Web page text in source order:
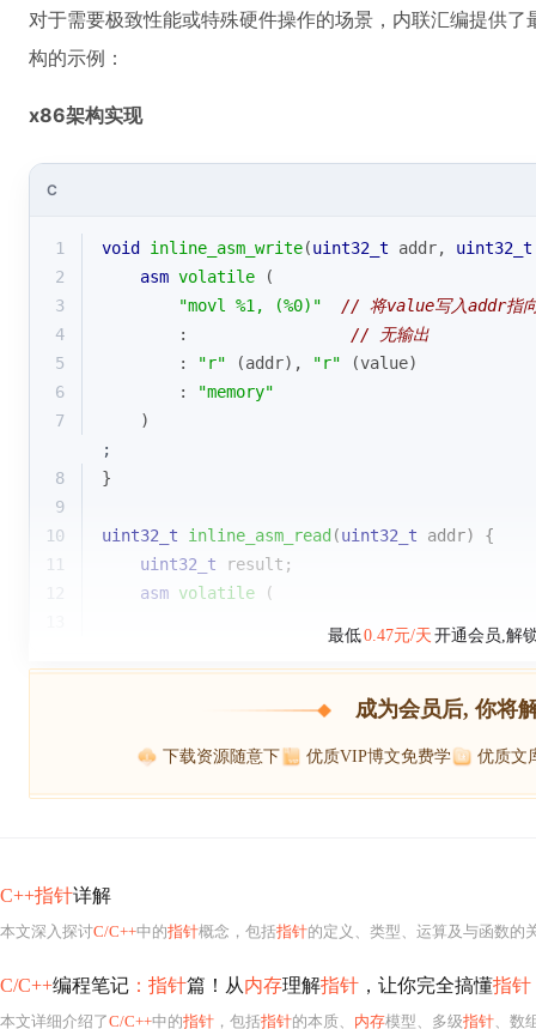
对于需要极致性能或特殊硬件操作的场景，内联汇编提供
构的示例：
x86架构实现
C
1 void inline_asm_write(uint32_t addr, uint32_t
2
asm volatile
(
3
"movl %1, (%0)"
// 将value写入addr指
4
        :
// 无输出
5
        :
"r" (addr), "r" (value)
6
        :
"memory"
7
    )
;
8
}
9
10
uint32_t inline_asm_read (uint32_t addr)
{
11
uint32_t result;
asm volatile
(
最低0.47元/天 开通会员,解
成为会员后, 你将
下载资源随意下 优质VIP博文免费学 优质文
C++指针详解
本文深入探讨C/C++中的指针概念，包括指针的定义、类型、运算及与函数的
C/C++编程笔记 ：指针篇！从内存理解指针 ，让你完全搞懂指针
本文详细介绍了C/C++中的指针 ，包括指针的本质、 内存模型、多级指针、数